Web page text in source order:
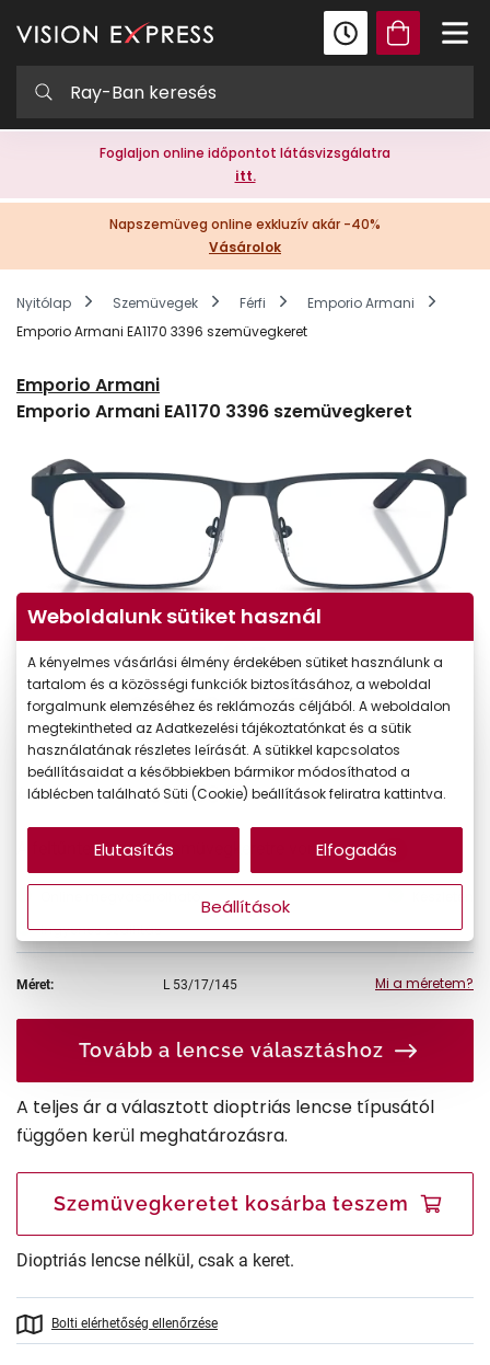
Foglaljon online időpontot látásvizsgálatra
itt.
Napszemüveg online exkluzív akár -40%
Vásárolok
Nyitólap Szemüvegek Férfi
Emporio Armani
Emporio Armani EA1170 3396 szemüvegkeret
Emporio Armani
Emporio Armani EA1170 3396 szemüvegkeret
Ár: 60.990 Ft
A feltűntetett ár a szemüvegkeretre vonatkozik.
Ingyenes szállítás
Méret: L 53/17/145 Mi a méretem?
Tovább a lencse választáshoz
A teljes ár a választott dioptriás lencse típusától
függően kerül meghatározásra.
Szemüvegkeretet kosárba teszem
Dioptriás lencse nélkül, csak a keret.
Bolti elérhetőség ellenőrzése
Weboldalunk sütiket használ
A kényelmes vásárlási élmény érdekében sütiket használunk a
tartalom és a közösségi funkciók biztosításához, a weboldal
forgalmunk elemzéséhez és reklámozás céljából. A weboldalon
megtekintheted az Adatkezelési tájékoztatónkat és a sütik
használatának részletes leírását. A sütikkel kapcsolatos
beállításaidat a későbbiekben bármikor módosíthatod a
láblécben található Süti (Cookie) beállítások feliratra kattintva.
Beállítások
Elutasítás Elfogadás